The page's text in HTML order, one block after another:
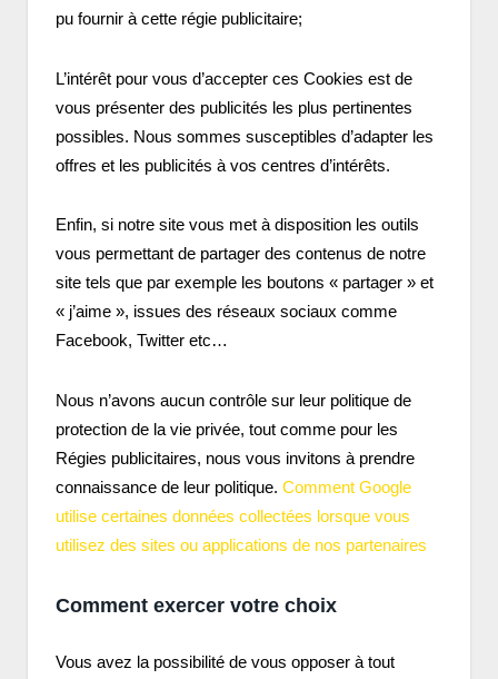
pu fournir à cette régie publicitaire;
L’intérêt pour vous d’accepter ces Cookies est de
vous présenter des publicités les plus pertinentes
possibles. Nous sommes susceptibles d’adapter les
offres et les publicités à vos centres d’intérêts.
Enfin, si notre site vous met à disposition les outils
vous permettant de partager des contenus de notre
site tels que par exemple les boutons « partager » et
« j’aime », issues des réseaux sociaux comme
Facebook, Twitter etc…
Nous n’avons aucun contrôle sur leur politique de
protection de la vie privée, tout comme pour les
Régies publicitaires, nous vous invitons à prendre
connaissance de leur politique. Comment Google
utilise certaines données collectées lorsque vous
utilisez des sites ou applications de nos partenaires
Comment exercer votre choix
Vous avez la possibilité de vous opposer à tout